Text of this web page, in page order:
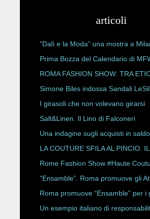
articoli
“Dalì e la Moda” una mostra a
Prima Bozza del Calendario di
P/E 2027
ROMA FASHION SHOW: TRA
HAUTE COUTURE
Simone Biles indossa Sandali
ESPY Awards 2026
I girasoli che non volevano girarsi
Salt&Linen. Il Lino di Falconeri
Una indagine sugli acquisti in saldo.
LA COUTURE SFILA AL PINCIO.
CON ALESSANDRO ONORATO E
ROBERTA ANGELILLI
Rome Fashion Show #Haute
“Ensamble”. Roma promuove gli
Storici
Roma promuove “Ensamble” per i
Un esempio italiano di